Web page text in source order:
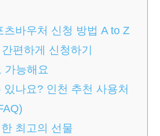
츠바우처 신청 방법 A to Z
편하게 신청하기
가능해요
나요? 인천 추천 사용처
최고의 선물